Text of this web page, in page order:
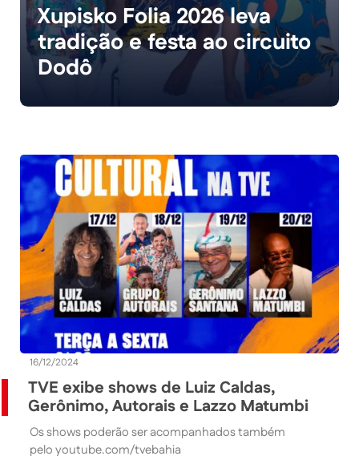
Xupisko Folia 2026 leva
tradição e festa ao circuito
Dodô
16/12/2024
TVE exibe shows de Luiz Caldas,
Gerônimo, Autorais e Lazzo Matumbi
Os shows poderão ser acompanhados também
pelo youtube.com/tvebahia